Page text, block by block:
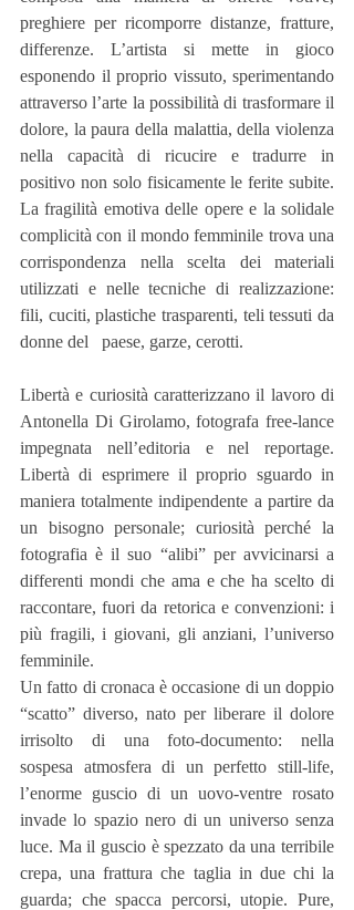
preghiere per ricomporre distanze, fratture,
differenze. L’artista si mette in gioco
esponendo il proprio vissuto, sperimentando
attraverso l’arte la possibilità di trasformare il
dolore, la paura della malattia, della violenza
nella capacità di ricucire e tradurre in
positivo non solo fisicamente le ferite subite.
La fragilità emotiva delle opere e la solidale
complicità con il mondo femminile trova una
corrispondenza nella scelta dei materiali
utilizzati e nelle tecniche di realizzazione:
fili, cuciti, plastiche trasparenti, teli tessuti da
donne del   paese, garze, cerotti.
Libertà e curiosità caratterizzano il lavoro di
Antonella Di Girolamo, fotografa free-lance
impegnata nell’editoria e nel reportage.
Libertà di esprimere il proprio sguardo in
maniera totalmente indipendente a partire da
un bisogno personale; curiosità perché la
fotografia è il suo “alibi” per avvicinarsi a
differenti mondi che ama e che ha scelto di
raccontare, fuori da retorica e convenzioni: i
più fragili, i giovani, gli anziani, l’universo
femminile.
Un fatto di cronaca è occasione di un doppio
“scatto” diverso, nato per liberare il dolore
irrisolto di una foto-documento: nella
sospesa atmosfera di un perfetto still-life,
l’enorme guscio di un uovo-ventre rosato
invade lo spazio nero di un universo senza
luce. Ma il guscio è spezzato da una terribile
crepa, una frattura che taglia in due chi la
guarda; che spacca percorsi, utopie. Pure,